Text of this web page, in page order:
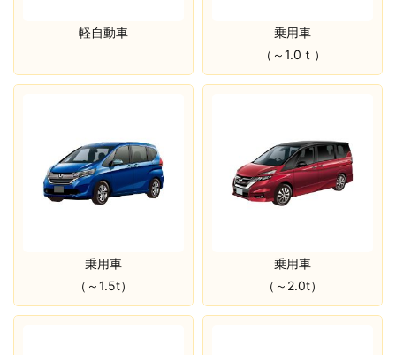
軽自動車
乗用車
（～1.0ｔ）
乗用車
（～1.5t）
乗用車
（～2.0t）